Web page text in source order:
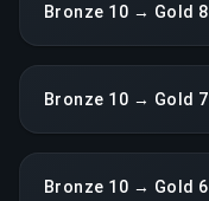
Bronze 10 → Gold 8
Bronze 10 → Gold 7
Bronze 10 → Gold 6